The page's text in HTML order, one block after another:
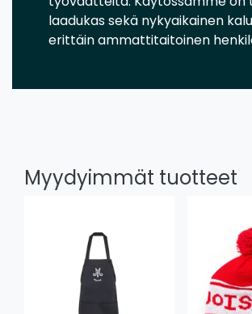
laadukas sekä nykyaikainen
erittäin ammattitaitoinen
Myydyimmät tuotteet